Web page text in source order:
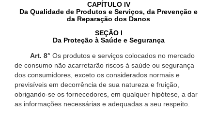
CAPÍTULO IV
Da Qualidade de Produtos e Serviços, da Prevenção e
da Reparação dos Danos
SEÇÃO I
Da Proteção à Saúde e Segurança
Art. 8° Os produtos e serviços colocados no mercado
de consumo não acarretarão riscos à saúde ou segurança
dos consumidores, exceto os considerados normais e
previsíveis em decorrência de sua natureza e fruição,
obrigando-se os fornecedores, em qualquer hipótese, a dar
as informações necessárias e adequadas a seu respeito.